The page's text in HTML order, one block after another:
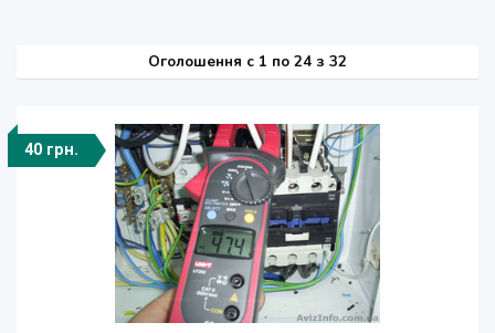
Оголошення c 1 по 24 з 32
40 грн.